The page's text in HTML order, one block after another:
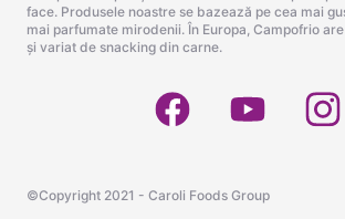
face. Produsele noastre se bazează pe cea mai
mai parfumate mirodenii. În Europa, Campofrio
și variat de snacking din carne.
©Copyright 2021 - Caroli Foods Group